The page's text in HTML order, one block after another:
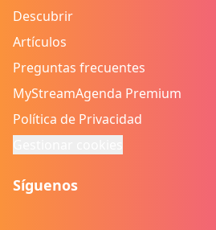
Descubrir
Artículos
Preguntas frecuentes
MyStreamAgenda Premium
Política de Privacidad
Síguenos